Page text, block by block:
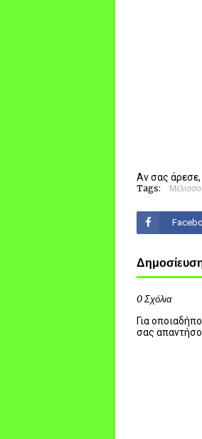
Αν σας άρεσε,
Tags:
0 Σχόλια
Για
σας